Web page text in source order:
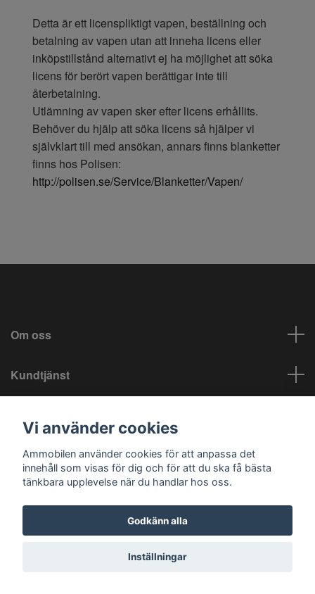
Detta är ett licenspliktigt vapen, beställning och
betalning av vapen utan att inneha licens eller
inköpstillstånd alternativt ej ha möjlighet att söka
licens för berört vapen berättigar inte till
återbetalning.
Utlämning av vapen sker efter licens erhållits.
Behöver du hjälp att söka licens så hjälper vi
självklart till med ansökan, annars finns blanketter
finns hos Polisen:
http://polisen.se/Service/Blanketter/Vapen/
Om oss
Kundtjänst
Sociala medier
© 2026 Ammobilen
Vi använder cookies
Ammobilen använder cookies för att anpassa det
innehåll som visas för dig och för att du ska få bästa
tänkbara upplevelse när du handlar hos oss.
Godkänn alla
Inställningar